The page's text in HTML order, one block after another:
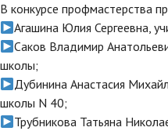
В конкурсе профмастерства
Агашина Юлия Сергеевна,
Саков Владимир
школы;
Дубинина Анастасия
школы N 40;
Трубникова Татьяна